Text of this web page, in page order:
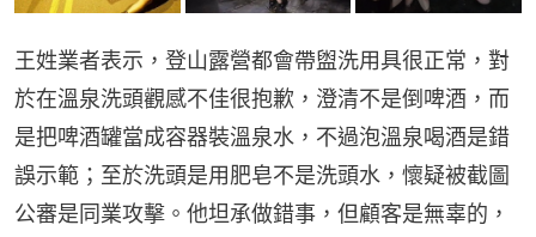
王姓業者表示，登山露營都會帶盥洗用具很正常，對
於在溫泉洗頭觀感不佳很抱歉，澄清不是倒啤酒，而
是把啤酒罐當成容器裝溫泉水，不過泡溫泉喝酒是錯
誤示範；至於洗頭是用肥皂不是洗頭水，懷疑被截圖
公審是同業攻擊。他坦承做錯事，但顧客是無辜的，